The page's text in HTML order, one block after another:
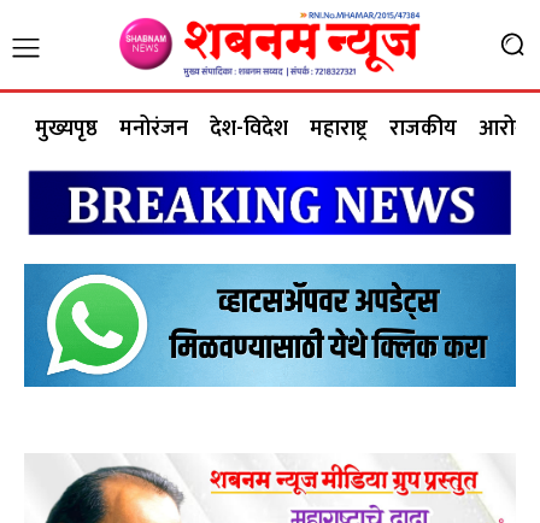
मुख्यपृष्ठ मनोरंजन देश-विदेश महाराष्ट्र राजकीय आरोग्य